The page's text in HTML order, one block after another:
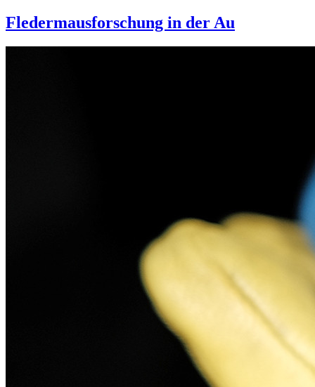
Fledermausforschung in der Au